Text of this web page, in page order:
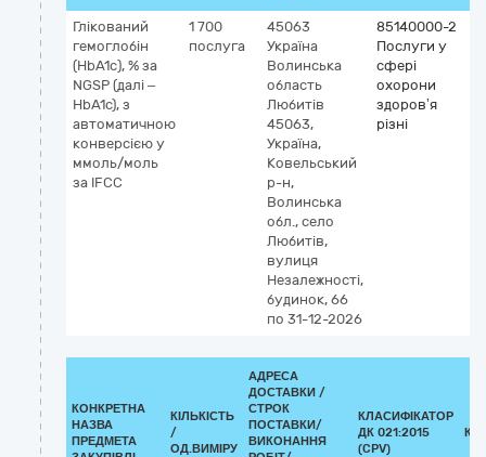
Глікований
гемоглобін
(HbA1c), % за
NGSP (далі –
HbA1c), з
автоматичною
конверсією у
ммоль/моль
за IFCC
1 700
послуга
45063
Україна
Волинська
область
Любитів
45063,
Україна,
Ковельський
р-н,
Волинська
обл., село
Любитів,
вулиця
Незалежності,
будинок, 66
по 31-12-2026
85140000-2
Послуги у
сфері
охорони
здоров’я
різні
КОНКРЕТНА
НАЗВА
ПРЕДМЕТА
КІЛЬКІСТЬ
/
ОД.ВИМІРУ
АДРЕСА
ДОСТАВКИ /
СТРОК
ПОСТАВКИ/
ВИКОНАННЯ
КЛАСИФІКАТОР
ДК 021:2015
(CPV)